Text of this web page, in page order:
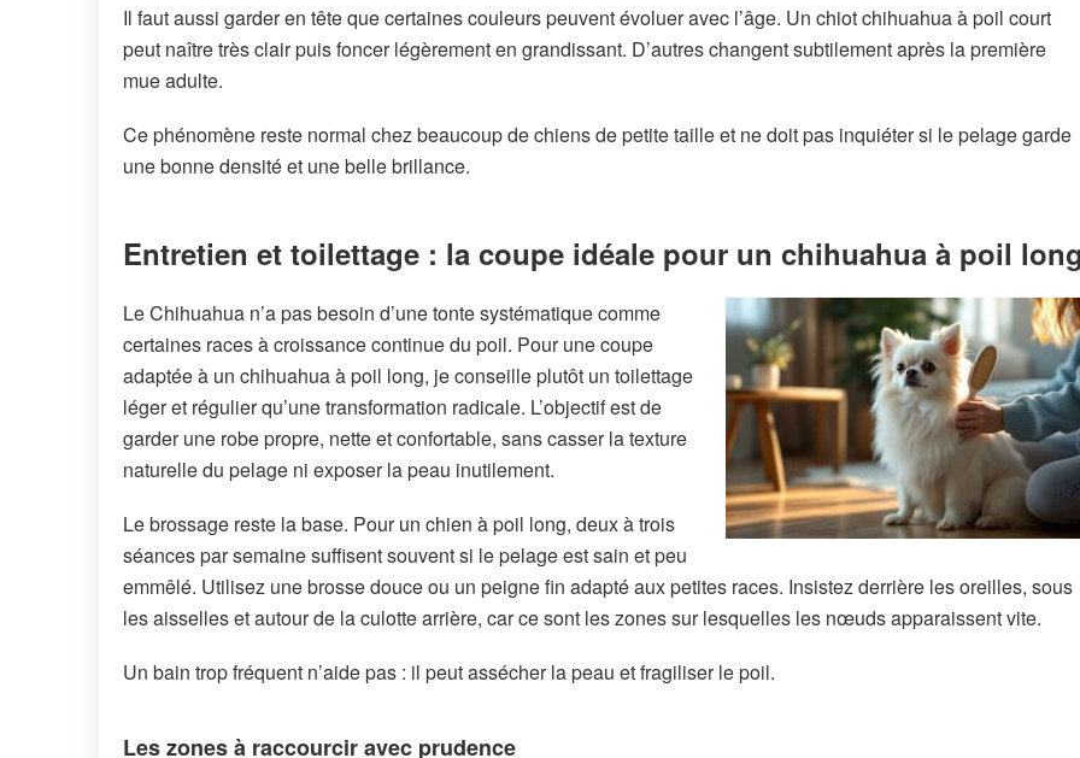
Il faut aussi garder en tête que certaines couleurs peuvent évoluer avec l’âge. Un chiot chihuahua à poil court
peut naître très clair puis foncer légèrement en grandissant. D’autres changent subtilement après la première
mue adulte.
Ce phénomène reste normal chez beaucoup de chiens de petite taille et ne doit pas inquiéter si le pelage garde
une bonne densité et une belle brillance.
Entretien et toilettage : la coupe idéale pour un chihuahua à poil
Le Chihuahua n’a pas besoin d’une tonte systématique comme
certaines races à croissance continue du poil. Pour une coupe
adaptée à un chihuahua à poil long, je conseille plutôt un toilettage
léger et régulier qu’une transformation radicale. L’objectif est de
garder une robe propre, nette et confortable, sans casser la texture
naturelle du pelage ni exposer la peau inutilement.
Le brossage reste la base. Pour un chien à poil long, deux à trois
séances par semaine suffisent souvent si le pelage est sain et peu
emmêlé. Utilisez une brosse douce ou un peigne fin adapté aux petites races. Insistez derrière les oreilles, sous
les aisselles et autour de la culotte arrière, car ce sont les zones sur lesquelles les nœuds apparaissent vite.
Un bain trop fréquent n’aide pas : il peut assécher la peau et fragiliser le poil.
Les zones à raccourcir avec prudence